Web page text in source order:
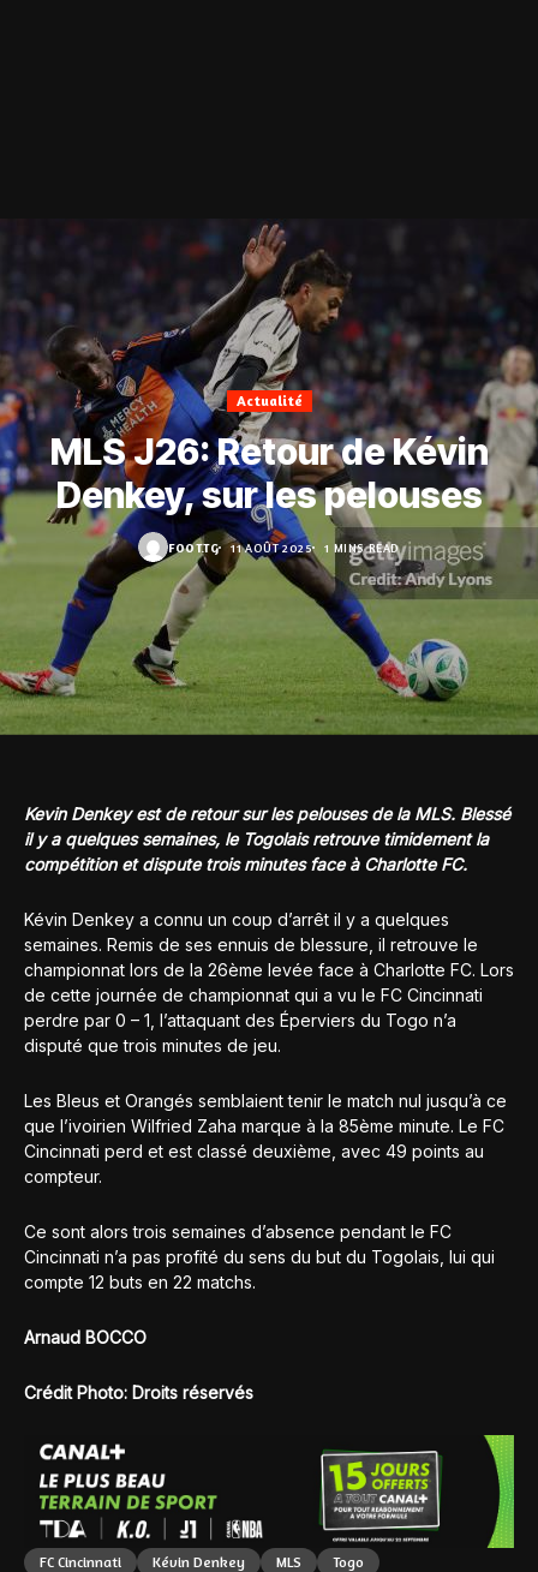
Actualité
MLS J26: Retour de Kévin
Denkey, sur les pelouses
FOOT.TG 11 AOÛT 2025 1 MINS READ
Kevin Denkey est de retour sur les pelouses de la MLS. Blessé
il y a quelques semaines, le Togolais retrouve timidement la
compétition et dispute trois minutes face à Charlotte FC.
Kévin Denkey a connu un coup d’arrêt il y a quelques
semaines. Remis de ses ennuis de blessure, il retrouve le
championnat lors de la 26ème levée face à Charlotte FC. Lors
de cette journée de championnat qui a vu le FC Cincinnati
perdre par 0 – 1, l’attaquant des Éperviers du Togo n’a
disputé que trois minutes de jeu.
Les Bleus et Orangés semblaient tenir le match nul jusqu’à ce
que l’ivoirien Wilfried Zaha marque à la 85ème minute. Le FC
Cincinnati perd et est classé deuxième, avec 49 points au
compteur.
Ce sont alors trois semaines d’absence pendant le FC
Cincinnati n’a pas profité du sens du but du Togolais, lui qui
compte 12 buts en 22 matchs.
Arnaud BOCCO
Crédit Photo: Droits réservés
FC Cincinnati Kévin Denkey MLS Togo